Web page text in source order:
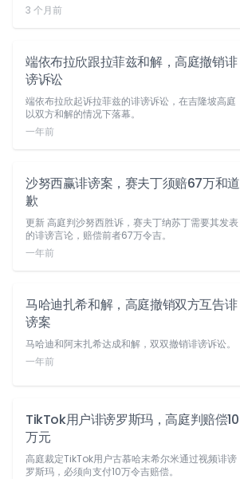
3 个月前
端依布拉欣跟拉菲兹和解，高庭撤销诽
谤诉讼
端依布拉欣起诉拉菲兹的诽谤诉讼，在吉隆坡高庭
以双方和解的情况下落幕。
一年前
沙努西赢诽谤案，赛夫丁须赔67万和道
歉
更新 高庭判沙努西胜诉，赛夫丁纳苏丁需要其发表
的诽谤言论，赔偿前者67万令吉。
一年前
马哈迪扎希和解，高庭撤销双方互告诽
谤案
马哈迪和阿末扎希达成和解，双双撤销诽谤诉讼。
一年前
TikTok用户诽谤罗斯玛，高庭判赔偿10
万元
高庭裁定TikTok用户古慕哈末希尔米通过视频诽谤
罗斯玛，必须向支付10万令吉赔偿。